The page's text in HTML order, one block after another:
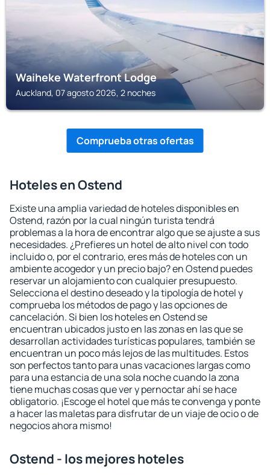
Waiheke Waterfront Lodge
Auckland, 07 agosto 2026, 2 noches
Comprueba otras ofertas
Hoteles en Ostend
Existe una amplia variedad de hoteles disponibles en
Ostend, razón por la cual ningún turista tendrá
problemas a la hora de encontrar algo que se ajuste a sus
necesidades. ¿Prefieres un hotel de alto nivel con todo
incluido o, por el contrario, eres más de hoteles con un
ambiente acogedor y un precio bajo? en Ostend puedes
reservar un alojamiento con cualquier presupuesto.
Selecciona el destino deseado y la tipología de hotel y
comprueba los métodos de pago y las opciones de
cancelación. Si bien los hoteles en Ostend se
encuentran ubicados justo en las zonas en las que se
desarrollan actividades turísticas populares, también se
encuentran un poco más lejos de las multitudes. Estos
son perfectos tanto para unas vacaciones largas como
para una estancia de una sola noche cuando la zona
tiene muchas cosas que ver y pernoctar ahí se hace
obligatorio. ¡Escoge el hotel que más te convenga y ponte
a hacer las maletas para disfrutar de un viaje de ocio o de
negocios ahora mismo!
Ostend - los mejores hoteles